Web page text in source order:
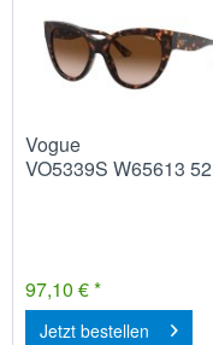
Vogue
VO5339S W65613 52
97,10 € *
Jetzt bestellen